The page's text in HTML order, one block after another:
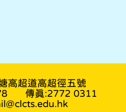
高超道高超徑五號
傳真:2772 0311